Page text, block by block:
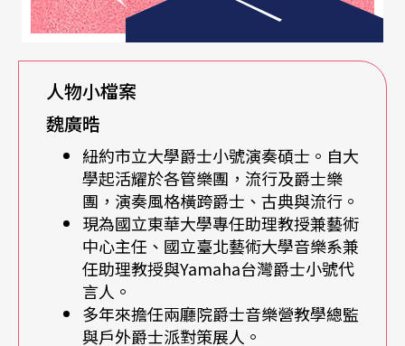
翰．斯科菲爾德（John Scofield）。之後也認識Ph
ilip陳智先老師，他因為住在洛杉磯卅幾年，所以認
識很多爵士樂手，他帶著我聽一些線上的音樂家或
是傳奇的，不同風格的。
不過對我來說，去紐約學習的關鍵是因為我在高雄
當兵的時候，在後台遇到Cecil Mcbee，之後就開始
通信，他當時就對我說：「雖然爵士很競爭，但是
如果你真的要的話就來紐約吧！」之後我到紐約打
算學習Bass，他也幫了我很多忙。
人物小檔案
魏廣晧
紐約市立大學爵士小號演奏碩士。自大
學起活耀於各管樂團，流行及爵士樂
團，演奏風格橫跨爵士、古典與流行。
現為國立東華大學專任助理教授兼藝術
中心主任、國立臺北藝術大學音樂系兼
任助理教授與Yamaha台灣爵士小號代
言人。
多年來擔任兩廳院爵士音樂營教學總監
與戶外爵士派對策展人。